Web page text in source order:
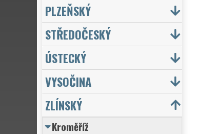
PLZEŇSKÝ
STŘEDOČESKÝ
ÚSTECKÝ
VYSOČINA
ZLÍNSKÝ
Kroměříž